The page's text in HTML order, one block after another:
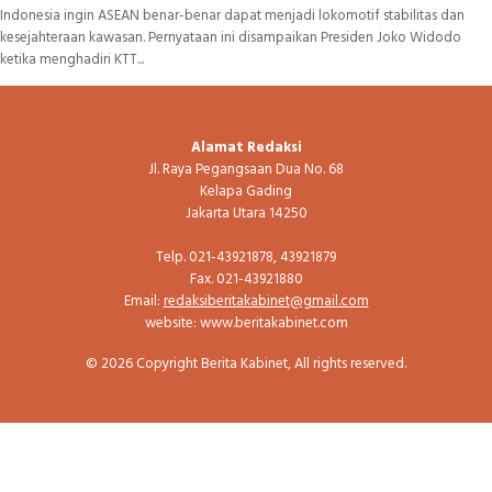
Indonesia ingin ASEAN benar-benar dapat menjadi lokomotif stabilitas dan
kesejahteraan kawasan. Pernyataan ini disampaikan Presiden Joko Widodo
ketika menghadiri KTT...
Alamat Redaksi
Jl. Raya Pegangsaan Dua No. 68
Kelapa Gading
Jakarta Utara 14250
Telp. 021-43921878, 43921879
Fax. 021-43921880
Email:redaksiberitakabinet@gmail.com
website: www.beritakabinet.com
© 2026 Copyright Berita Kabinet, All rights reserved.